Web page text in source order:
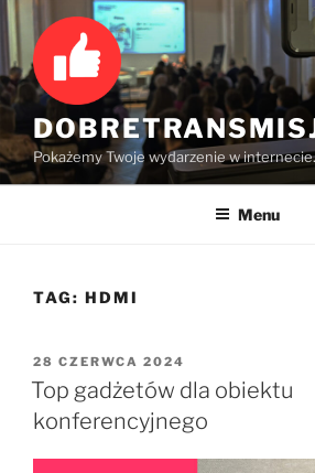
Przejdź
do
treści
Pokażemy Twoje wydarzenie w
Menu
TAG: HDMI
OPUBLIKOWANE
W
28 CZERWCA 2024
Top gadżetów dla obiektu
konferencyjnego